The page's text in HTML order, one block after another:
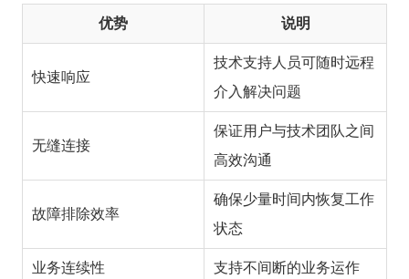
优势 说明
快速响应
技术支持人员可随时远程
介入解决问题
无缝连接
保证用户与技术团队之间
高效沟通
故障排除效率
确保少量时间内恢复工作
状态
业务连续性 支持不间断的业务运作